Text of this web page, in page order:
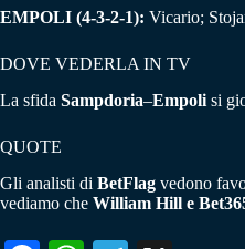
EMPOLI (4-3-2-1): Vicario;
DOVE VEDERLA IN TV
La sfida Sampdoria–Empoli si
QUOTE
Gli analisti di BetFlag vedono
vediamo che William Hill e